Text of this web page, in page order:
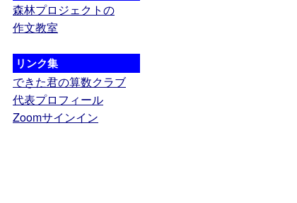
森林プロジェクトの
作文教室
リンク集
できた君の算数クラブ
代表プロフィール
Zoomサインイン